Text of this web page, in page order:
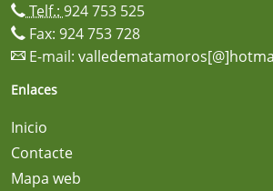
Telf.: 924 753 525
Fax: 924 753 728
E-mail:
Enlaces
Inicio
Contacte
Mapa web